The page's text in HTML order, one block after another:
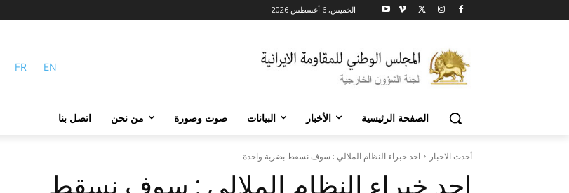
الخميس, 6 أغسطس 2026
FR EN
الصفحة الرئيسية الأخبار البيانات صوت وصورة من نحن اتصل بنا
أحدث الاخبار احد خبراء النظام الملالي : سوف نسقط بضربة واحدة
احد خبراء النظام الملالي : سوف نسقط